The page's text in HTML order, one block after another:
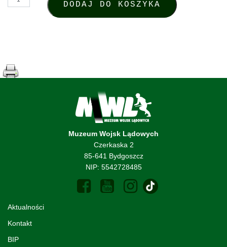
DODAJ DO KOSZYKA
Muzeum Wojsk Lądowych
Czerkaska 2
85-641 Bydgoszcz
NIP: 5542728485
Aktualności
Kontakt
BIP